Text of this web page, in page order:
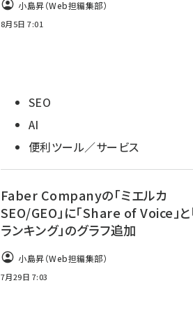
小島昇（Web担編集部）
8月5日 7:01
SEO
AI
便利ツール／サービス
Faber Companyの「ミエルカ
SEO/GEO」に「Share of Voice」と
ランキング」のグラフ追加
小島昇（Web担編集部）
7月29日 7:03